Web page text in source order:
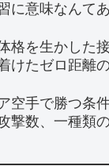
に意味なんて
格を生かした
けたゼロ距離
空手で勝つ条
撃数、一種類